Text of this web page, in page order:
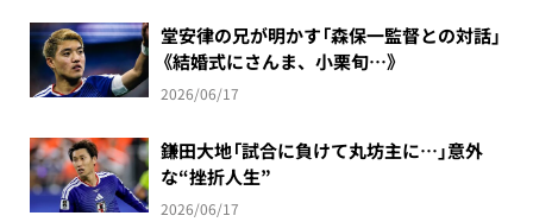
堂安律の兄が明かす「森保一監督との対話」
《結婚式にさんま、小栗旬…》
2026/06/17
鎌田大地「試合に負けて丸坊主に…」意外
な“挫折人生”
2026/06/17